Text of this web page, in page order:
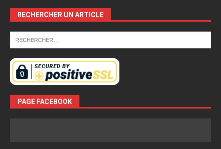
RECHERCHER UN ARTICLE
PAGE FACEBOOK